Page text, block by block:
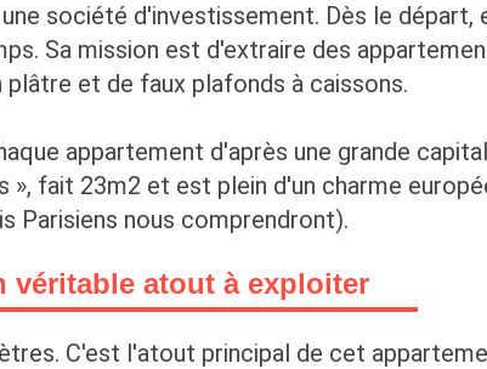
société d'investissement. Dès le
Sa mission est d'extraire des
et de faux plafonds à caissons.
appartement d'après une grande
», fait 23m2 et est plein d'un charme
Parisiens nous comprendront).
véritable atout à exploiter
C'est l'atout principal de cet